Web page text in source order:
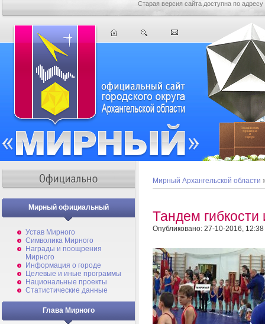
Старая версия сайта доступна по адресу
Мирный официальный
Устав Мирного
Символика Мирного
Награды и поощрения
Мирного
Информация о городе
Целевые и иные программы
Национальные проекты
Статистические данные
Глава Мирного
Мирный Архангельской области
Тандем
Опубликовано: 27-10-2016, 12:38